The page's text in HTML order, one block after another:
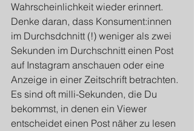
Wahrscheinlichkeit wieder erinnert.
Denke daran, dass Konsument:innen
im Durchsdchnitt (!) weniger als zwei
Sekunden im Durchschnitt einen Post
auf Instagram anschauen oder eine
Anzeige in einer Zeitschrift betrachten.
Es sind oft milli-Sekunden, die Du
bekommst, in denen ein Viewer
entscheidet einen Post näher zu lesen